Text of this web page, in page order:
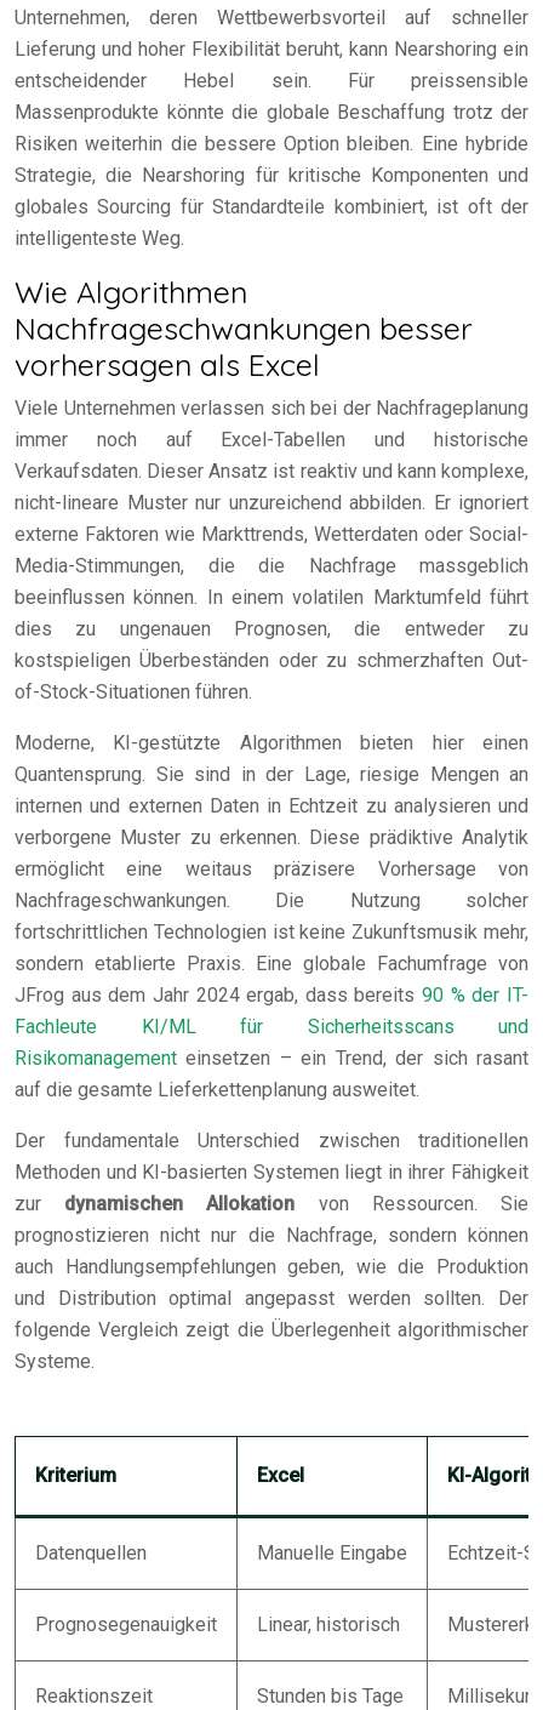
Unternehmen, deren Wettbewerbsvorteil auf schneller
Lieferung und hoher Flexibilität beruht, kann Nearshoring ein
entscheidender Hebel sein. Für preissensible
Massenprodukte könnte die globale Beschaffung trotz der
Risiken weiterhin die bessere Option bleiben. Eine hybride
Strategie, die Nearshoring für kritische Komponenten und
globales Sourcing für Standardteile kombiniert, ist oft der
intelligenteste Weg.
Wie Algorithmen
Nachfrageschwankungen besser
vorhersagen als Excel
Viele Unternehmen verlassen sich bei der Nachfrageplanung
immer noch auf Excel-Tabellen und historische
Verkaufsdaten. Dieser Ansatz ist reaktiv und kann komplexe,
nicht-lineare Muster nur unzureichend abbilden. Er ignoriert
externe Faktoren wie Markttrends, Wetterdaten oder Social-
Media-Stimmungen, die die Nachfrage massgeblich
beeinflussen können. In einem volatilen Marktumfeld führt
dies zu ungenauen Prognosen, die entweder zu
kostspieligen Überbeständen oder zu schmerzhaften Out-
of-Stock-Situationen führen.
Moderne, KI-gestützte Algorithmen bieten hier einen
Quantensprung. Sie sind in der Lage, riesige Mengen an
internen und externen Daten in Echtzeit zu analysieren und
verborgene Muster zu erkennen. Diese prädiktive Analytik
ermöglicht eine weitaus präzisere Vorhersage von
Nachfrageschwankungen. Die Nutzung solcher
fortschrittlichen Technologien ist keine Zukunftsmusik mehr,
sondern etablierte Praxis. Eine globale Fachumfrage von
JFrog aus dem Jahr 2024 ergab, dass bereits90 % der IT-
Fachleute KI/ML für Sicherheitsscans und
Risikomanagement einsetzen – ein Trend, der sich rasant
auf die gesamte Lieferkettenplanung ausweitet.
Der fundamentale Unterschied zwischen traditionellen
Methoden und KI-basierten Systemen liegt in ihrer Fähigkeit
zur dynamischen Allokation von Ressourcen. Sie
prognostizieren nicht nur die Nachfrage, sondern können
auch Handlungsempfehlungen geben, wie die Produktion
und Distribution optimal angepasst werden sollten. Der
folgende Vergleich zeigt die Überlegenheit algorithmischer
Systeme.
Kriterium Excel KI-
Datenquellen Manuelle Eingabe Echtzeit-
Prognosegenauigkeit Linear, historisch
Reaktionszeit Stunden bis Tage